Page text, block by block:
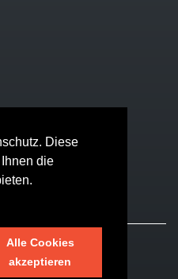
Diese
die
Alle Cookies
akzeptieren